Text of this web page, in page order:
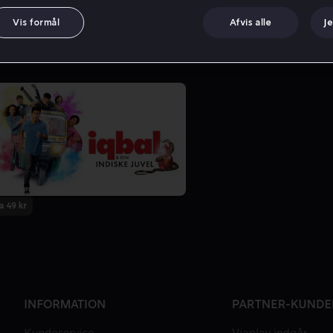
49 kr
INFORMATION PARTNER-
Vis formål Afvis alle